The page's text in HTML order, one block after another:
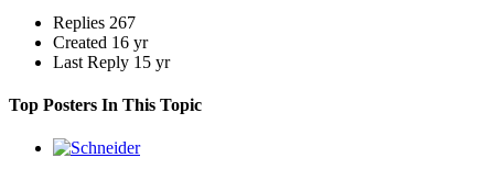
Replies 267
Created 16 yr
Last Reply 15 yr
Top Posters In This Topic